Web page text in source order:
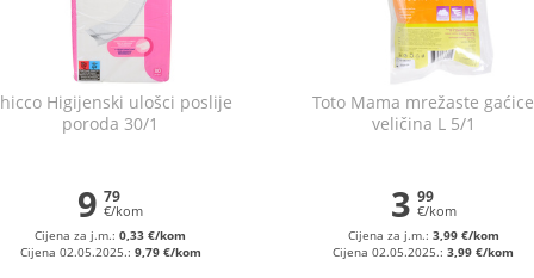
Higijenski ulošci poslije
poroda 30/1
9 79
€/kom
Cijena za j.m.:0,33 €/kom
Cijena 02.05.2025.: 9,79 €/kom
Toto Mama mrežaste gaćice
veličina L 5/1
3 99
€/kom
Cijena za j.m.: 3,99 €/kom
Cijena 02.05.2025.:3,99 €/kom